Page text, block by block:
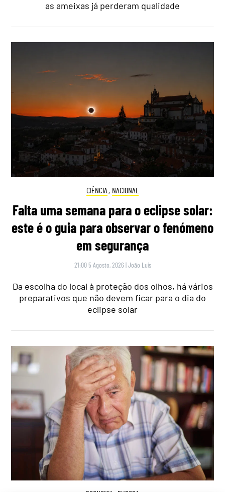
as ameixas já perderam qualidade
CIÊNCIA , NACIONAL
Falta uma semana para o eclipse solar:
este é o guia para observar o fenómeno
em segurança
21:00 5 Agosto, 2026 |João Luís
Da escolha do local à proteção dos olhos, há vários
preparativos que não devem ficar para o dia do
eclipse solar